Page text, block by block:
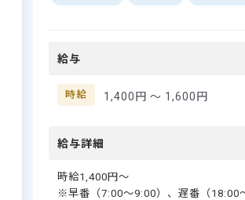
です♪
登録・相談無料
日は毎日お散歩へ出掛けてお
がらたくさんの自然に触れ合
っています。
給与
時給 1,400円 〜 1,600円
給与詳細
時給1,400円～
※早番（7:00～9:00）、遅番（18:00